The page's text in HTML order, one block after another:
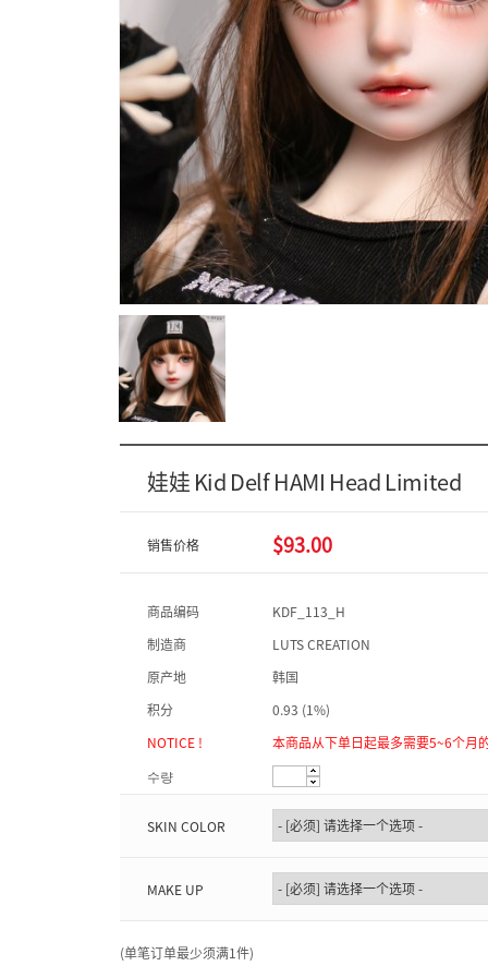
娃娃 Kid Delf HAMI Head Limited
销售价格 $93.00
商品编码
KDF_113_H
制造商
LUTS CREATION
原产地
韩国
积分
0.93 (1%)
NOTICE !
本商品从下单日起最多需要5~6个月
수량
SKIN COLOR
MAKE UP
(单笔订单最少须满1件)